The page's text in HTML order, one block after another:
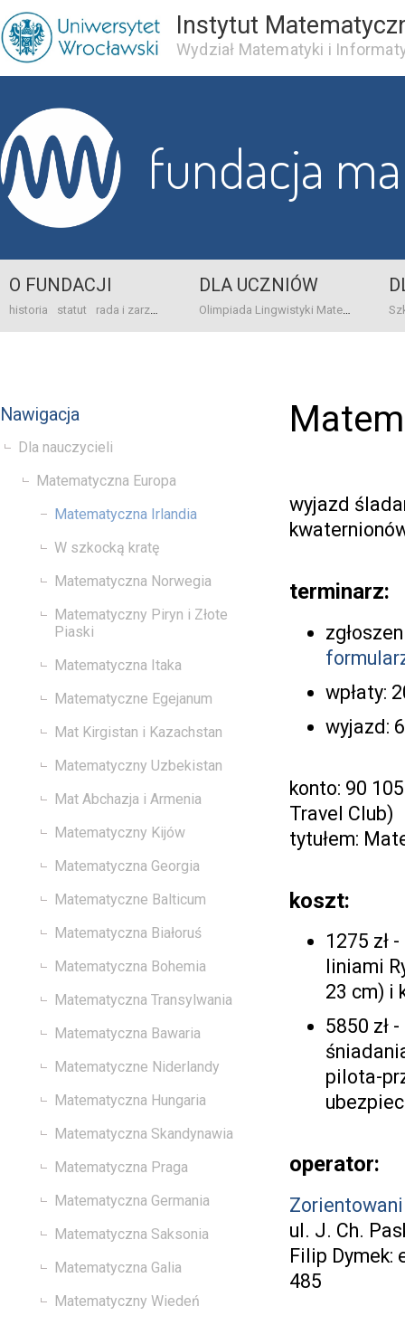
Instytut
Wydział Matematyki i
fundacja
O FUNDACJI
historia statut rada i zarząd dane bankowo-adresowe kontakt
DLA UCZNIÓW
Olimpiada Lingwistyki Matematycznej
Nawigacja
Dla nauczycieli
Matematyczna Europa
Matematyczna Irlandia
W szkocką kratę
Matematyczna Norwegia
Matematyczny Piryn i Złote
Piaski
Matematyczna Itaka
Matematyczne Egejanum
Mat Kirgistan i Kazachstan
Matematyczny Uzbekistan
Mat Abchazja i Armenia
Matematyczny Kijów
Matematyczna Georgia
Matematyczne Balticum
Matematyczna Białoruś
Matematyczna Bohemia
Matematyczna Transylwania
Matematyczna Bawaria
Matematyczne Niderlandy
Matematyczna Hungaria
Matematyczna Skandynawia
Matematyczna Praga
Matematyczna Germania
Matematyczna Saksonia
Matematyczna Galia
Matematyczny Wiedeń
wyjazd
terminarz:
wpłaty:
wyjazd:
konto: 90
Travel Club)
tytułem:
koszt:
1275 zł
liniami
23 cm) i
5850 zł
pilota-
operator:
Zorientowani
ul. J. Ch.
Filip Dymek:
485